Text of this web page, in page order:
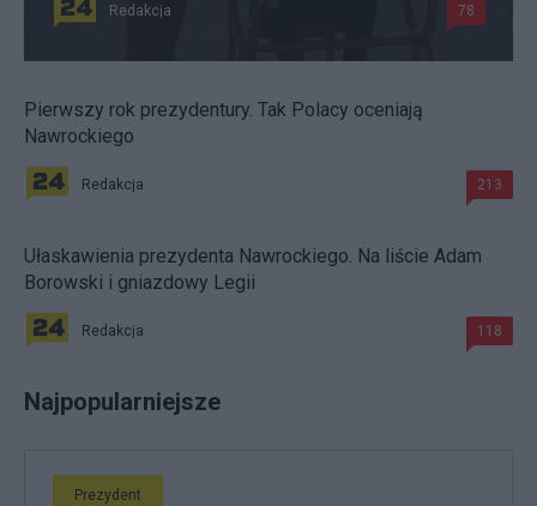
Redakcja 78
Pierwszy rok prezydentury. Tak Polacy oceniają
Nawrockiego
Redakcja 213
Ułaskawienia prezydenta Nawrockiego. Na liście Adam
Borowski i gniazdowy Legii
Redakcja 118
Najpopularniejsze
Prezydent